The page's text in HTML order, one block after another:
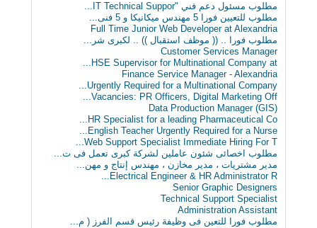
مطلوب مسئول دعم فني "IT Technical Suppor...
مطلوب للتعيين فورا 5 مهندس ميكانيكا و 5 فنى...
Full Time Junior Web Developer at Alexandria
مطلوب‬ فورا .. (( موظف استقبال )) .. لكبرى شر...
Customer Services Manager
HSE Supervisor for Multinational Company at...
Finance Service Manager - Alexandria
Urgently Required for a Multinational Company...
Vacancies: PR Officers, Digital Marketing Off...
Data Production Manager (GIS)
HR Specialist for a leading Pharmaceutical Co...
English Teacher Urgently Required for a Nurse...
Web Support Specialist Immediate Hiring For T...
مطلوب اخصائى شئون عاملين لشركة كبرى تعمل فى ت...
مدير مشتريات ، مدير مخازن ، مهندس إنتاج و مهن...
Electrical Engineer & HR Administrator R...
Senior Graphic Designers
Technical Support Specialist
Administration Assistant
مطلوب فورا للتعين فى وظيفة رئيس قسم الفرز ( م...